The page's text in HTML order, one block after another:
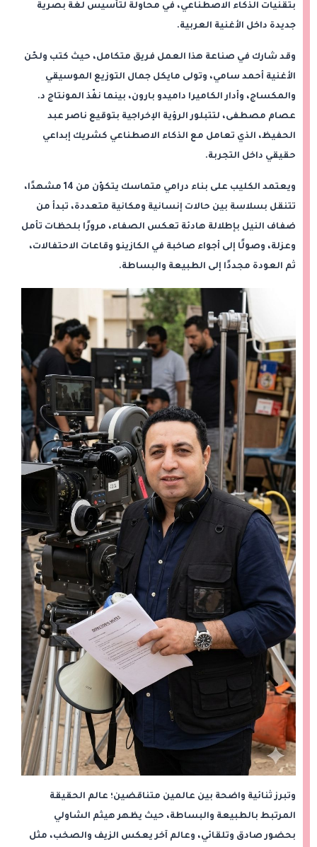
بتقنيات الذكاء الاصطناعي، في محاولة لتأسيس لغة بصرية
جديدة داخل الأغنية العربية.
وقد شارك في صناعة هذا العمل فريق متكامل، حيث كتب ولحّن
الأغنية أحمد سامي، وتولى مايكل جمال التوزيع الموسيقي
والمكساج، وأدار الكاميرا داميدو بارون، بينما نفّذ المونتاج د.
عصام مصطفى، لتتبلور الرؤية الإخراجية بتوقيع ناصر عبد
الحفيظ، الذي تعامل مع الذكاء الاصطناعي كشريك إبداعي
حقيقي داخل التجربة.
ويعتمد الكليب على بناء درامي متماسك يتكوّن من 14 مشهدًا،
تتنقل بسلاسة بين حالات إنسانية ومكانية متعددة، تبدأ من
ضفاف النيل بإطلالة هادئة تعكس الصفاء، مرورًا بلحظات تأمل
وعزلة، وصولًا إلى أجواء صاخبة في الكازينو وقاعات الاحتفالات،
ثم العودة مجددًا إلى الطبيعة والبساطة.
وتبرز ثنائية واضحة بين عالمين متناقضين؛ عالم الحقيقة
المرتبط بالطبيعة والبساطة، حيث يظهر هيثم الشاولي
بحضور صادق وتلقائي، وعالم آخر يعكس الزيف والصخب، مثل